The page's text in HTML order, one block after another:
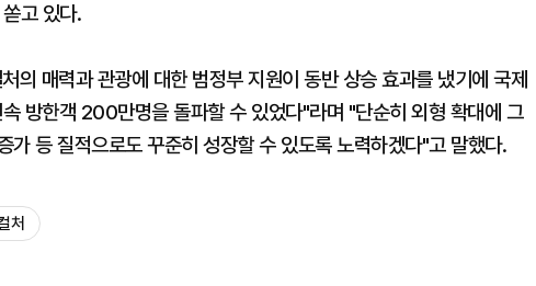
고 있다.
의 매력과 관광에 대한 범정부 지원이 동반 상승 효과를 냈기에 국제
방한객 200만명을 돌파할 수 있었다"라며 "단순히 외형 확대에 그
가 등 질적으로도 꾸준히 성장할 수 있도록 노력하겠다"고 말했다.
처